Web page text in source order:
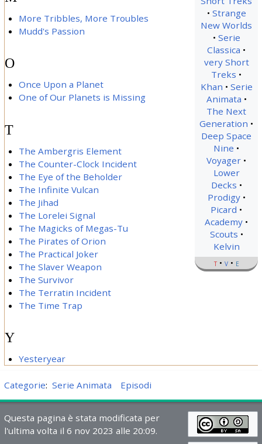
Strange
New Worlds
Serie
Classica
very Short
Treks
Khan
Serie
Animata
The Next
Generation
Deep Space
Nine
Voyager
Lower
Decks
Prodigy
Picard
Academy
Scouts
Kelvin
t v e
More Tribbles, More Troubles
Mudd's Passion
O
Once Upon a Planet
One of Our Planets is Missing
T
The Ambergris Element
The Counter-Clock Incident
The Eye of the Beholder
The Infinite Vulcan
The Jihad
The Lorelei Signal
The Magicks of Megas-Tu
The Pirates of Orion
The Practical Joker
The Slaver Weapon
The Survivor
The Terratin Incident
The Time Trap
Y
Yesteryear
Categorie: Serie Animata Episodi
Questa pagina è stata modificata per
l'ultima volta il 6 nov 2023 alle 20:09.